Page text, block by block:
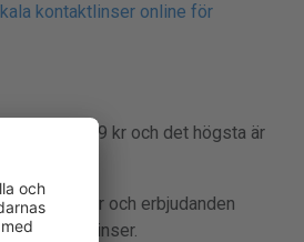
kontaktlinser online för
månad 599 kr och det högsta är
följer priser och erbjudanden
på kontaktlinser.